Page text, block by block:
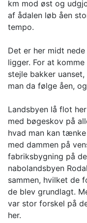
km mod øst og
af ådalen løb åen
tempo.
Det er her midt
ligger. For at
stejle bakker
man da følge åen,
Landsbyen lå flot
med bøgeskov på
hvad man kan
med dammen på
fabriksbygning på
nabolandsbyen
sammen, hvilket de
de blev grundlagt.
var stor forskel på
her.